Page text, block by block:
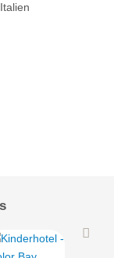
Italien